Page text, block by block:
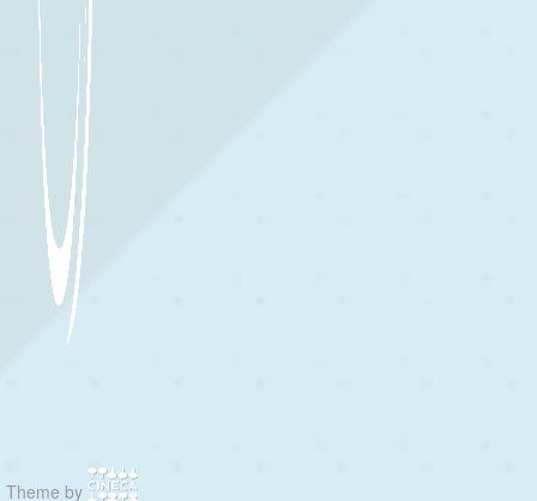
Theme by